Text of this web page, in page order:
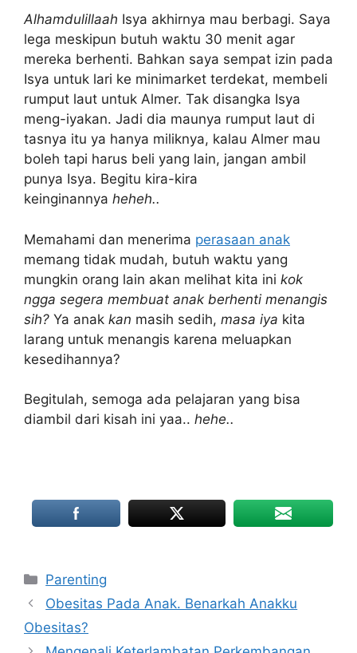
Alhamdulillaah Isya akhirnya mau berbagi. Saya
lega meskipun butuh waktu 30 menit agar
mereka berhenti. Bahkan saya sempat izin pada
Isya untuk lari ke minimarket terdekat, membeli
rumput laut untuk Almer. Tak disangka Isya
meng-iyakan. Jadi dia maunya rumput laut di
tasnya itu ya hanya miliknya, kalau Almer mau
boleh tapi harus beli yang lain, jangan ambil
punya Isya. Begitu kira-kira
keinginannya heheh..
Memahami dan menerima perasaan anak
memang tidak mudah, butuh waktu yang
mungkin orang lain akan melihat kita ini kok
ngga segera membuat anak berhenti menangis
sih? Ya anak kan masih sedih, masa iya kita
larang untuk menangis karena meluapkan
kesedihannya?
Begitulah, semoga ada pelajaran yang bisa
diambil dari kisah ini yaa.. hehe..
Categories
Parenting
Obesitas Pada Anak. Benarkah Anakku
Obesitas?